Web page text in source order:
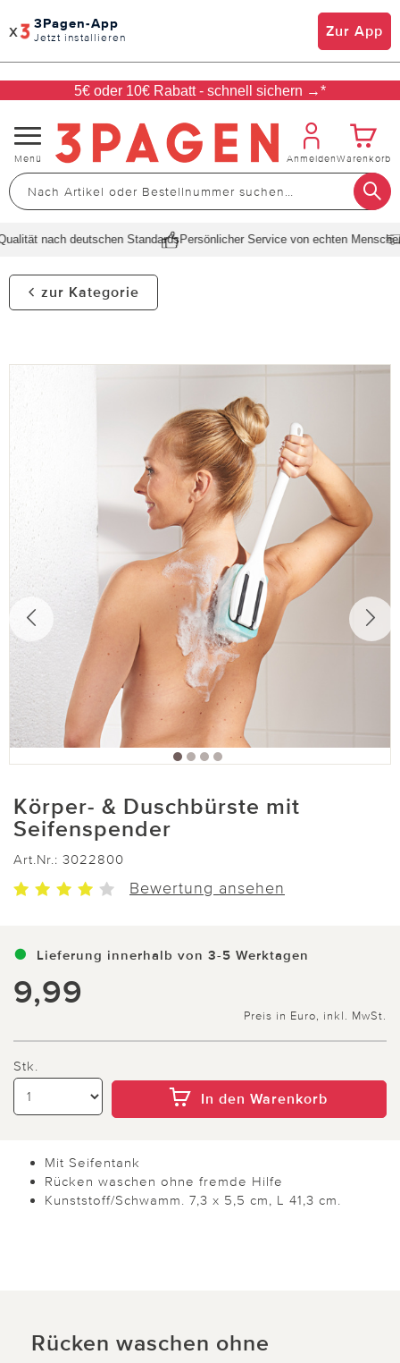
x 3Pagen-App
Jetzt installieren Zur App
5€ oder 10€ Rabatt - schnell sichern →*
Navigation
umschalten
Menü AnmeldenWarenkorb
nach deutschen StandardsPersönlicher Service von echten Menschen
zur Kategorie
Körper- & Duschbürste mit
Seifenspender
Art.Nr.: 3022800
Bewertung ansehen
Lieferung innerhalb von 3-5 Werktagen
9,99
Preis in Euro, inkl. MwSt.
Stk.
In den Warenkorb
Mit Seifentank
Rücken waschen ohne fremde Hilfe
Kunststoff/Schwamm. 7,3 x 5,5 cm, L 41,3 cm.
Rücken waschen ohne